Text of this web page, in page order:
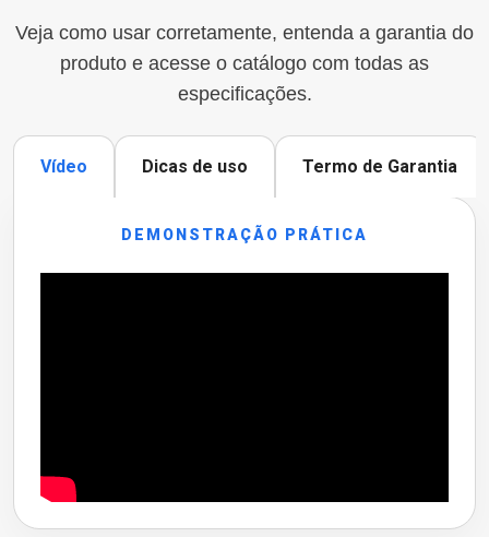
Veja como usar corretamente, entenda a garantia do
produto e acesse o catálogo com todas as
especificações.
Vídeo Dicas de uso Termo de Garantia
DEMONSTRAÇÃO PRÁTICA